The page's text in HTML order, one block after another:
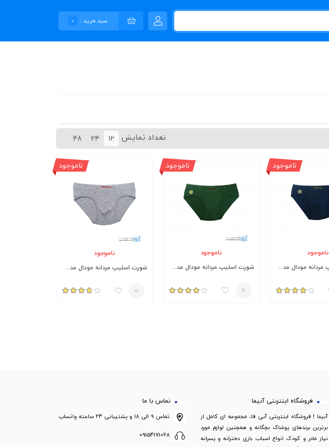
سبد خرید : 0
تعداد نمایش 12
24
48
ناموجود
ناموجود
شورت اسلیپ مردانه مودال مدل MO300-N طرح فیلیپ پلین
ناموجود
ناموجود
شورت اسلیپ مردانه مودال مدل MO300-L طرح فیلیپ پلین
ناموجود
ناموجود
شورت اسلیپ مردانه مودال مدل MO300-T طرح فیلیپ پلین
فروشگاه اینترنتی آبیفا
آبیفا ! فروشگاه اینترنتی آبی فا، مجموعه ای کامل از
برترین برندهای پوشاک بچگانه و همچنین لوازم مورد
نیاز مادر و کودک انواع اسباب بازی دخترانه و پسرانه
تماس با ما
تماس ۹ الی ۱۸ و پشتیبانی ۲۴ ساعته واتساپ
09154171068